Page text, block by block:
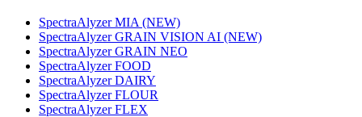
SpectraAlyzer MIA (NEW)
SpectraAlyzer GRAIN VISION AI (NEW)
SpectraAlyzer GRAIN NEO
SpectraAlyzer FOOD
SpectraAlyzer DAIRY
SpectraAlyzer FLOUR
SpectraAlyzer FLEX